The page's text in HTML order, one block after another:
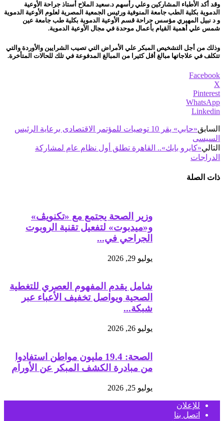
وقد أكد الأطباء المشاركين وعلي رأسهم د.سعيد الملاح أستاذ جراحة الأوعية
الدموية بكلية الطب جامعة المنوفية ورئيس الجمعية المصرية لعلوم الأوعية الدموية
و د نبيل المهيري مؤسس جراحة قسم الأوعية الدموية بكلية طب جامعة عين
شمس علي أهمية القيام بأعمال موحدة في مجال الأوعية الدموية.
وذلك من أجل التشخيص المبكر علي الأمراض التي تصيب الشرايين والأوردة والتي
تتكلف في علاجاتها مبالغ أقل كثيرا من المبالغ المدفوعة في تلك للحالات المتأخرة.
Facebook
X
Pinterest
WhatsApp
Linkedin
السابق
«حابي» يقر 10 توصيات للمؤتمر الاقتصادى برعاية الرئيس
السيسى
التالي«كايرو بايك».. القاهرة تطلق أول نظام عام لمشاركة
الدراجات
ذات الصلة
وزير الصحة يجتمع مع «تكنويڤ»
و«ميدبوت» لتفعيل تقنية الروبوت
الجراحي في...
يوليو 29, 2026
شامل يقدم المفهوم العصري للتغطية
الصحية ويواصل تخفيف الأعباء عبر
شبكة...
يوليو 26, 2026
الصحة: 19.4 مليون مواطن استفادوا
من مبادرة الكشف المبكر عن الأورام
يوليو 25, 2026
للإعلان
اتصل بنا